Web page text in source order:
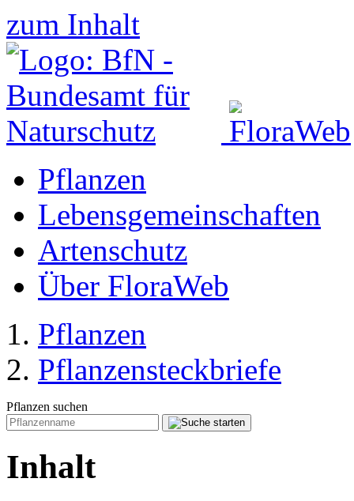
zum Inhalt
Pflanzen
Lebensgemeinschaften
Artenschutz
Über FloraWeb
Pflanzen
Pflanzensteckbriefe
Pflanzen suchen
Inhalt